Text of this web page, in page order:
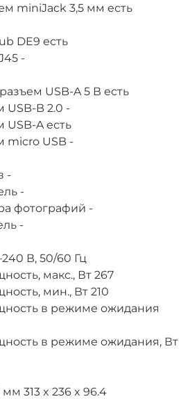
miniJack 3,5 мм есть
DE9 есть
-
USB-A 5 В есть
USB-B 2.0 -
USB-Aесть
micro USB -
-
-
фотографий -
-
В, 50/60 Гц
макс., Вт 267
мин., Вт 210
в режиме ожидания
в режиме ожидания, Вт
мм 313 x 236 x 96.4